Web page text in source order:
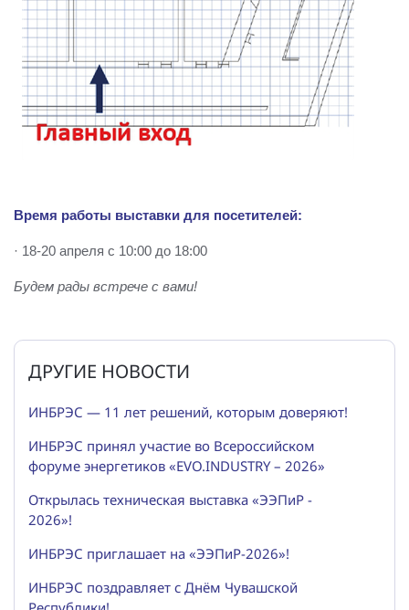
Время работы выставки для посетителей:
· 18-20 апреля с 10:00 до 18:00
Будем рады встрече с вами!
ДРУГИЕ НОВОСТИ
ИНБРЭС — 11 лет решений, которым доверяют!
ИНБРЭС принял участие во Всероссийском
форуме энергетиков «EVO.INDUSTRY – 2026»
Открылась техническая выставка «ЭЭПиР -
2026»!
ИНБРЭС приглашает на «ЭЭПиР-2026»!
ИНБРЭС поздравляет с Днём Чувашской